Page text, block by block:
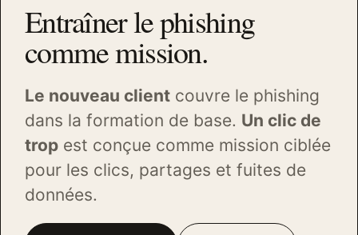
Entraîner le phishing
comme mission.
Le nouveau client couvre le phishing
dans la formation de base. Un clic de
trop est conçue comme mission ciblée
pour les clics, partages et fuites de
données.